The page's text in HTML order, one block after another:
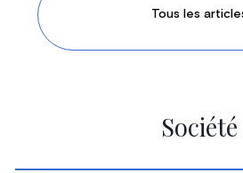
Tous les
Société